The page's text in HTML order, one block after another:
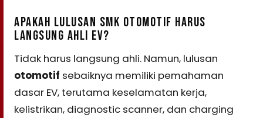
APAKAH LULUSAN SMK OTOMOTIF HARUS
LANGSUNG AHLI EV?
Tidak harus langsung ahli. Namun, lulusan
otomotif sebaiknya memiliki pemahaman
dasar EV, terutama keselamatan kerja,
kelistrikan, diagnostic scanner, dan charging